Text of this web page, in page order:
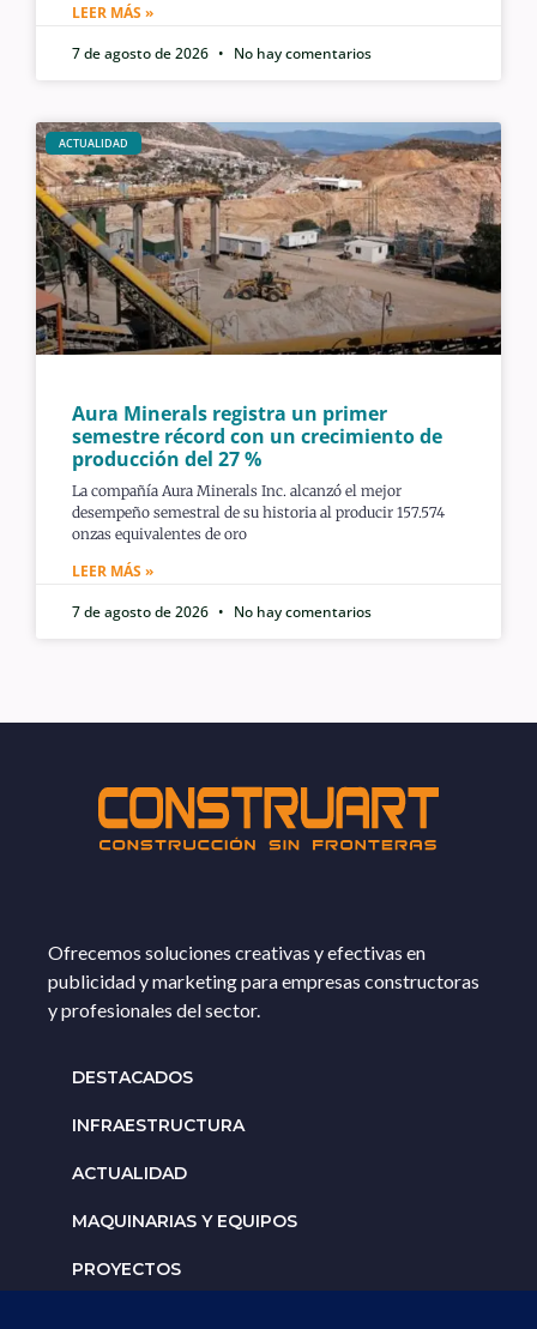
LEER MÁS »
7 de agosto de 2026
No hay comentarios
ACTUALIDAD
Aura Minerals registra un primer
semestre récord con un crecimiento de
producción del 27 %
La compañía Aura Minerals Inc. alcanzó el mejor
desempeño semestral de su historia al producir 157.574
onzas equivalentes de oro
LEER MÁS »
7 de agosto de 2026
No hay comentarios
Ofrecemos soluciones creativas y efectivas en
publicidad y marketing para empresas constructoras
y profesionales del sector.
DESTACADOS
INFRAESTRUCTURA
ACTUALIDAD
MAQUINARIAS Y EQUIPOS
PROYECTOS